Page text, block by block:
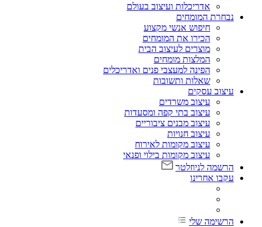
אדריכלות ועיצוב בעולם
נבחרת המומחים
חיפוש אנשי מקצוע
הכירו את המומחים
מוצרים לעיצוב הבית
המלצות מומחים
הפינה למעצבי פנים ואדריכלים
שאלות ותשובות
עיצוב עסקים
עיצוב משרדים
עיצוב בתי קפה ומסעדות
עיצוב מבנים ציבוריים
עיצוב חנויות
עיצוב מקומות לאירוח
עיצוב מקומות בילוי ופנאי
הרשמה לניוזלטר
עקבו אחרינו
הרשימה שלי